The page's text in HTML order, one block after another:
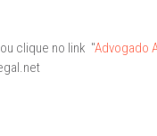
ou clique no link "Advogado